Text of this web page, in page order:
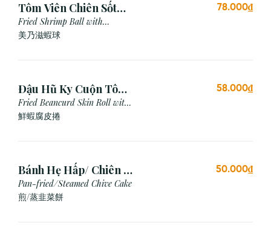
Tôm Viên Chiên Sốt
Mayonnaise (3 viên)
Fried Shrimp Ball with
Mayonnaise Sauce
美乃滋蝦球
78.000₫
Đậu Hũ Ky Cuộn Tôm
Chiên (3 cái)
Fried Beancurd Skin Roll with
Shrimp
鮮蝦腐皮捲
58.000₫
Bánh Hẹ Hấp/ Chiên (3
Cái)
Pan-fried/Steamed Chive Cake
煎/蒸韭菜餅
50.000₫